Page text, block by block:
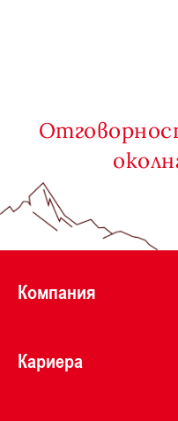
Компания
Кариера